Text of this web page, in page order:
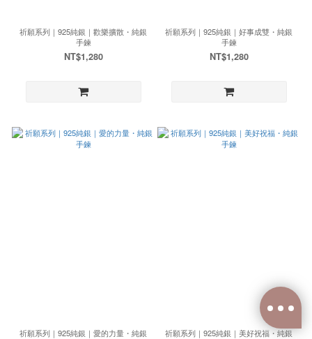
祈願系列｜925純銀｜歡樂擴散・純銀
手鍊
NT$1,280
祈願系列｜925純銀｜好事成雙・純銀
手鍊
NT$1,280
祈願系列｜925純銀｜愛的力量・純銀
祈願系列｜925純銀｜美好祝福・純銀